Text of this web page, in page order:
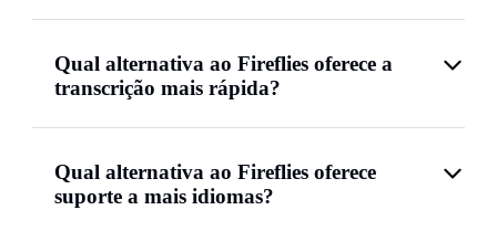
Qual alternativa ao Fireflies oferece a
transcrição mais rápida?
Qual alternativa ao Fireflies oferece
suporte a mais idiomas?